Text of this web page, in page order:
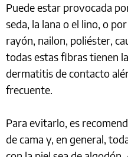
Puede estar provocada
seda, la lana o el lino, o
rayón, nailon, poliéster,
todas estas fibras tienen
dermatitis de contacto
frecuente.
Para evitarlo, es
de cama y, en general,